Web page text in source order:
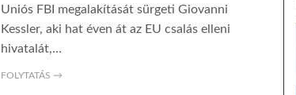
Uniós FBI megalakítását sürgeti Giovanni
Kessler, aki hat éven át az EU csalás elleni
hivatalát,…
FOLYTATÁS →